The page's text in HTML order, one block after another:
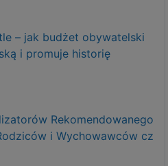
– jak budżet obywatelski
i promuje historię
Rekomendowanego
i Wychowawców cz